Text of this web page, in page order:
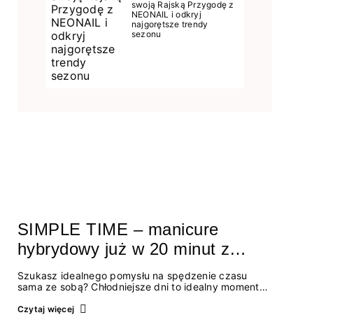
swoją Rajską Przygodę z
NEONAIL i odkryj
najgorętsze trendy
sezonu
SIMPLE TIME – manicure
hybrydowy już w 20 minut z
nowymi kolorami SIMPLE 3w1
Szukasz idealnego pomysłu na spędzenie czasu
sama ze sobą? Chłodniejsze dni to idealny moment
rękodziełem albo stworzenie swojego prywatnego
Czytaj więcej